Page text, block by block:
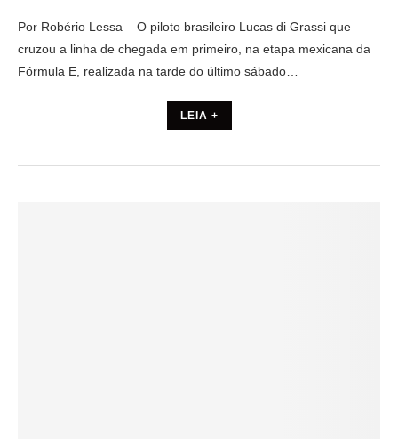
Por Robério Lessa – O piloto brasileiro Lucas di Grassi que
cruzou a linha de chegada em primeiro, na etapa mexicana da
Fórmula E, realizada na tarde do último sábado…
LEIA +